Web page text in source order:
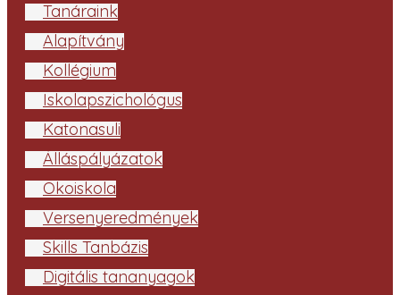
Tanáraink
Alapítvány
Kollégium
Iskolapszichológus
Katonasuli
Álláspályázatok
Ökoiskola
Versenyeredmények
Skills Tanbázis
Digitális tananyagok